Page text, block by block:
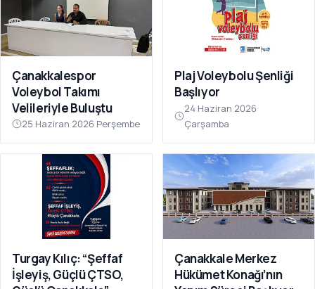
Çanakkalespor
Voleybol Takımı
Velileriyle Buluştu
25 Haziran 2026 Perşembe
Plaj Voleybolu Şenliği
Başlıyor
24 Haziran 2026
Çarşamba
Turgay Kılıç: “Şeffaf
İşleyiş, Güçlü ÇTSO,
Çanakkale Merkez
Hükümet Konağı’nın